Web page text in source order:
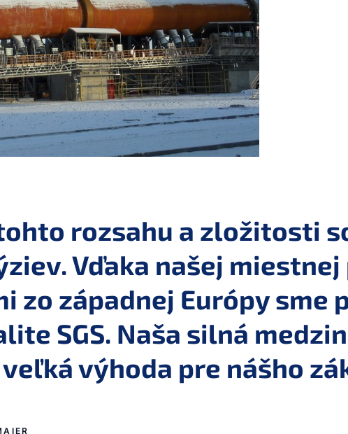
rozsahu a zložitosti
Vďaka našej
zo západnej Európy sme
SGS. Naša silná
výhoda pre nášho